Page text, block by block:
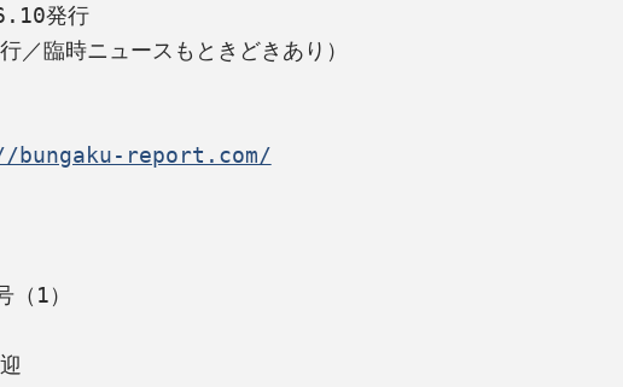
発行
行／臨時ニュースもときどきあり）
report.com/
1）